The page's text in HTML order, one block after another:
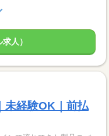
人）
未経験OK｜前払